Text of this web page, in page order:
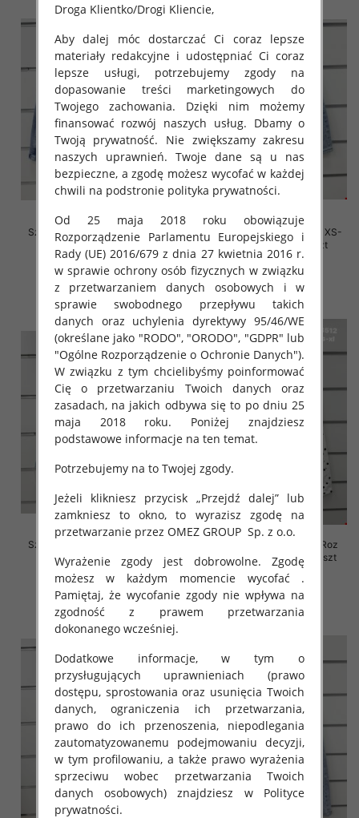
Szorty damskie jeansy Roz XS-
XL, 1 Kolor Paczka 10 szt
46.00 zł
szczegóły
Szorty damskie jeansy Roz XS-
XL, 1 Kolor Paczka 10 szt
44.00 zł
szczegóły
Szorty damskie jeansy Roz XS-
XL, 1 Kolor Paczka 10 szt
44.00 zł
szczegóły
Rybaczki damskie jeansy Roz
XS-XL, 1 Kolor Paczka 10 szt
54.00 zł
szczegóły
Droga Klientko/Drogi Kliencie,
Aby dalej móc dostarczać Ci coraz lepsze
materiały redakcyjne i udostępniać Ci coraz
lepsze usługi, potrzebujemy zgody na
dopasowanie treści marketingowych do
Twojego zachowania. Dzięki nim możemy
finansować rozwój naszych usług. Dbamy o
Twoją prywatność. Nie zwiększamy zakresu
naszych uprawnień. Twoje dane są u nas
bezpieczne, a zgodę możesz wycofać w każdej
chwili na podstronie polityka prywatności.
Od 25 maja 2018 roku obowiązuje
Rozporządzenie Parlamentu Europejskiego i
Rady (UE) 2016/679 z dnia 27 kwietnia 2016 r.
w sprawie ochrony osób fizycznych w związku
z przetwarzaniem danych osobowych i w
sprawie swobodnego przepływu takich
danych oraz uchylenia dyrektywy 95/46/WE
(określane jako "RODO", "ORODO", "GDPR" lub
"Ogólne Rozporządzenie o Ochronie Danych").
W związku z tym chcielibyśmy poinformować
Cię o przetwarzaniu Twoich danych oraz
zasadach, na jakich odbywa się to po dniu 25
maja 2018 roku. Poniżej znajdziesz
podstawowe informacje na ten temat.
Potrzebujemy na to Twojej zgody.
Jeżeli klikniesz przycisk „Przejdź dalej” lub
zamkniesz to okno, to wyrazisz zgodę na
przetwarzanie przez OMEZ GROUP Sp. z o.o.
Wyrażenie zgody jest dobrowolne. Zgodę
możesz w każdym momencie wycofać .
Pamiętaj, że wycofanie zgody nie wpływa na
zgodność z prawem przetwarzania
dokonanego wcześniej.
Dodatkowe informacje, w tym o
przysługujących uprawnieniach (prawo
dostępu, sprostowania oraz usunięcia Twoich
danych, ograniczenia ich przetwarzania,
prawo do ich przenoszenia, niepodlegania
zautomatyzowanemu podejmowaniu decyzji,
w tym profilowaniu, a także prawo wyrażenia
sprzeciwu wobec przetwarzania Twoich
danych osobowych) znajdziesz w Polityce
prywatności.